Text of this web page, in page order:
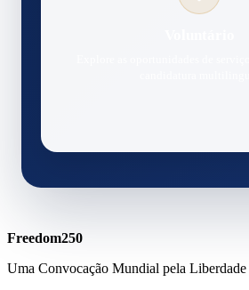
Freedom250
Uma Convocação Mundial pela Liberdade